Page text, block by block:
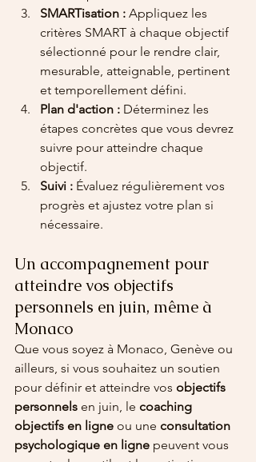
SMARTisation : Appliquez les
critères SMART à chaque objectif
sélectionné pour le rendre clair,
mesurable, atteignable, pertinent
et temporellement défini.
Plan d'action : Déterminez les
étapes concrètes que vous devrez
suivre pour atteindre chaque
objectif.
Suivi : Évaluez régulièrement vos
progrès et ajustez votre plan si
nécessaire.
Un accompagnement pour
atteindre vos objectifs
personnels en juin, même à
Monaco
Que vous soyez à Monaco, Genève ou
ailleurs, si vous souhaitez un soutien
pour définir et atteindre vos objectifs
personnels en juin, le coaching
objectifs en ligne ou une consultation
psychologique en ligne peuvent vous